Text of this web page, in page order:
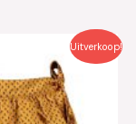
Uitverkoop!